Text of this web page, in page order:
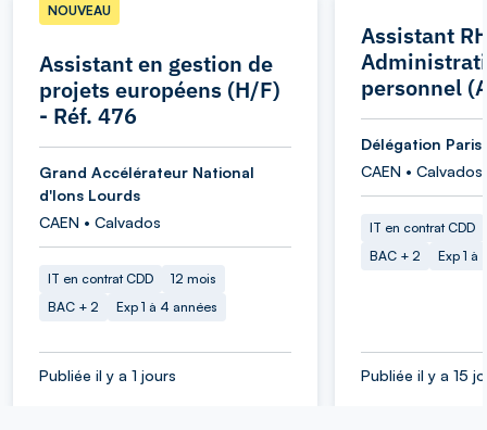
Assistant en gestion de
projets européens (H/F)
- Réf. 476
NOUVEAU
Grand Accélérateur National
d'Ions Lourds
CAEN • Calvados
IT en contrat CDD
12 mois
BAC + 2
Exp 1 à 4 années
Publiée il y a 1 jours
Assistant
personnel
Délégation
CAEN • Calvados
IT en contrat CDD
BAC + 2
Exp 1 à
Publiée il y a 15